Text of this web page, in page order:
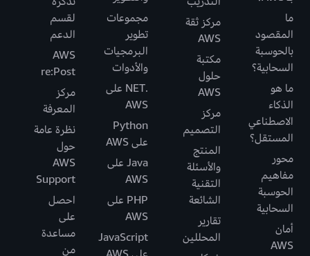
ما
المقصود
بالحوسبة
السحابية؟
ما هو
الذكاء
الاصطناعي
المستقل؟
محور
مفاهيم
الحوسبة
السحابية
أمان
AWS
مركز ثقة
AWS
مكتبة
حلول
AWS
مركز
التصميم
المنتج
والأسئلة
التقنية
الشائعة
تقارير
المحللين
مجموعات
تطوير
البرمجيات
والأدوات
.NET على
AWS
Python
على AWS
Java على
AWS
PHP على
AWS
JavaScript
لقسم
الدعم
AWS
re:Post
مركز
المعرفة
نظرة عامة
حول
AWS
Support
احصل
على
مساعدة
من